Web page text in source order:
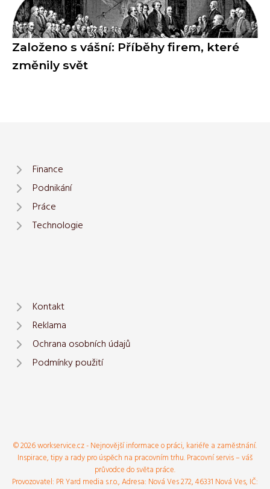
Založeno s vášní: Příběhy firem, které
změnily svět
Finance
Podnikání
Práce
Technologie
Kontakt
Reklama
Ochrana osobních údajů
Podmínky použití
© 2026 workservice.cz - Nejnovější informace o práci, kariéře a zaměstnání.
Inspirace, tipy a rady pro úspěch na pracovním trhu. Pracovní servis – váš
průvodce do světa práce.
Provozovatel: PR Yard media s.r.o., Adresa: Nová Ves 272, 46331 Nová Ves, IČ: